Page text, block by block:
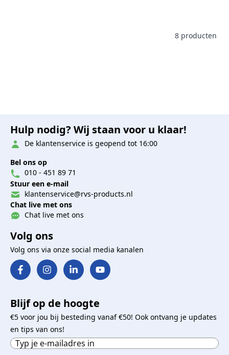
8 producten
Hulp nodig? Wij staan voor u klaar!
De klantenservice is geopend tot 16:00
Bel ons op
010 - 451 89 71
Stuur een e-mail
klantenservice@rvs-products.nl
Chat live met ons
Chat live met ons
Volg ons
Volg ons via onze social media kanalen
Blijf op de hoogte
€5 voor jou bij besteding vanaf €50! Ook ontvang je updates
en tips van ons!